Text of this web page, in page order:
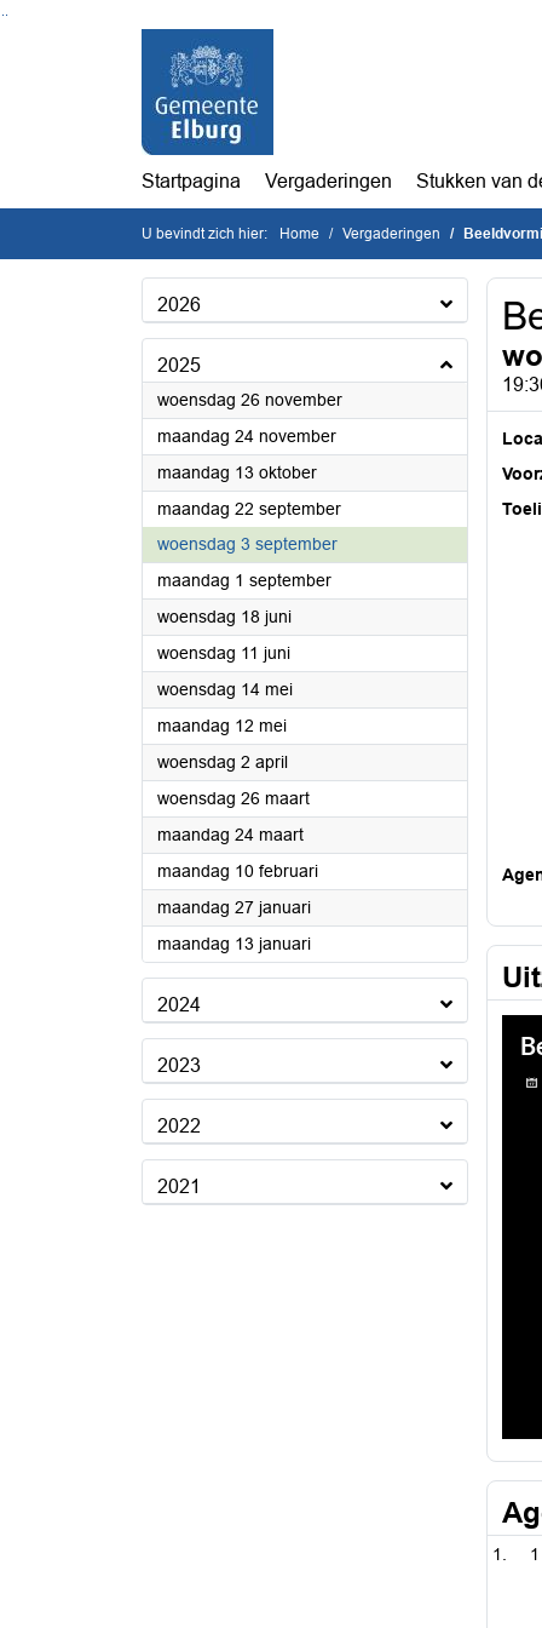
Ga naar de inhoud van deze pagina
Ga naar het zoeken
Ga naar het menu
Startpagina Vergaderingen Stukken van
U bevindt zich hier: Home Vergaderingen
2026
2025
woensdag 26 november2025
maandag 24 november2025
maandag 13 oktober2025
maandag 22 september2025
woensdag 3 september2025
maandag 1 september2025
woensdag 18 juni2025
woensdag 11 juni2025
woensdag 14 mei2025
maandag 12 mei2025
woensdag 2 april2025
woensdag 26 maart2025
maandag 24 maart2025
maandag 10 februari2025
maandag 27 januari2025
maandag 13 januari2025
2024
2023
2022
2021
1